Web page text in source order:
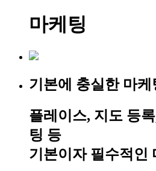
마케팅
기본에 충실한 마케
플레이스, 지도 등
팅 등
기본이자 필수적인